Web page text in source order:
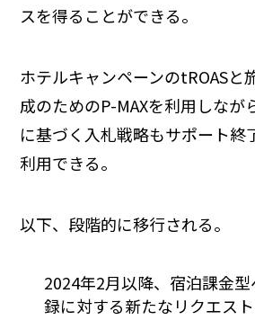
スを得ることができる。
ホテルキャンペーンのtROASと
成のためのP-MAXを利用しなが
に基づく入札戦略もサポート終
利用できる。
以下、段階的に移行される。
2024年2月以降、宿泊課金
録に対する新たなリクエスト